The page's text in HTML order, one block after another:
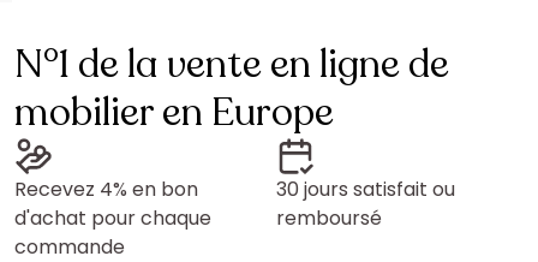
N°1 de la vente en ligne de
mobilier en Europe
Recevez 4% en bon
d'achat pour chaque
commande
30 jours satisfait ou
remboursé